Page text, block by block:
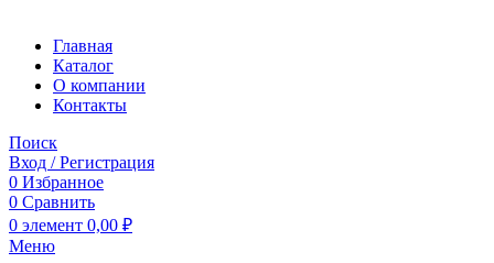
Главная
Каталог
О компании
Контакты
Поиск
Вход / Регистрация
0 Избранное
0 Сравнить
0 элемент 0,00 ₽
Меню